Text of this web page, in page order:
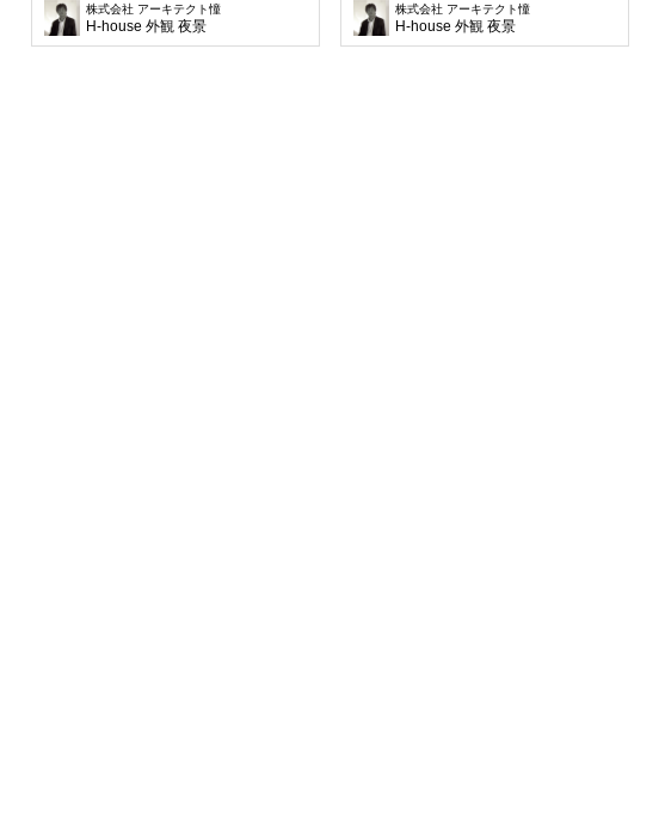
株式会社 アーキテクト憧
H-house 外観 夜景
株式会社 アーキテクト憧
H-house 外観 夜景